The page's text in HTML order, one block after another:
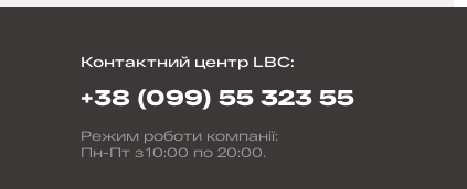
Контактний центр LBC:
+38 (099) 55 323 55
Режим роботи компанії:
Пн-Пт з 10:00 по 20:00.